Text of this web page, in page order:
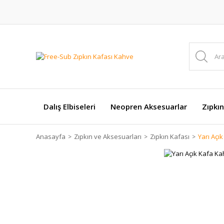
Dalış Elbiseleri Neopren Aksesuarlar
Anasayfa Zıpkın ve Aksesuarları Zıpkın Kafası Yarı